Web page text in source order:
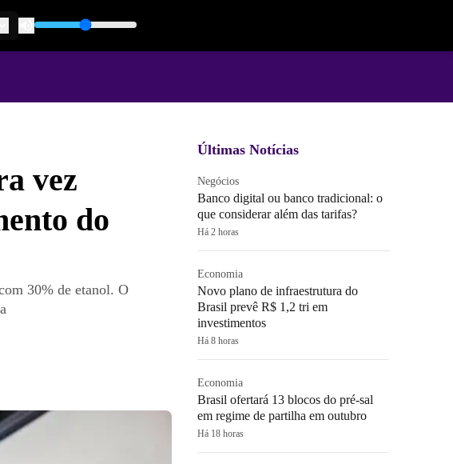
vez
do
30% de etanol. O
Últimas Notícias
Negócios
Banco digital ou banco tradicional: o
que considerar além das tarifas?
Há 2 horas
Economia
Novo plano de infraestrutura do
Brasil prevê R$ 1,2 tri em
investimentos
Há 8 horas
Economia
Brasil ofertará 13 blocos do pré-sal
em regime de partilha em outubro
Há 18 horas